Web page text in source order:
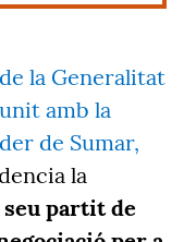
la Generalitat
amb la
de Sumar,
la
partit de